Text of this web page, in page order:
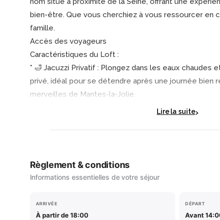
bien-être. Que vous cherchiez à vous ressourcer en
famille.
Accès des voyageurs
Caractéristiques du Loft :
* 🛁 Jacuzzi Privatif : Plongez dans les eaux chaudes
privé, idéal pour se détendre après une journée bien
merveilles de Mantes-la-Jolie.
* 🧖‍♂️ Sauna Privatif : Profitez des bienfaits du sauna,
les toxines, apaiser les tensions musculaires et
soigneusement aménagé, avec un design moderne
gamme pour votre confort.
* 🚶‍♂️ Proche de la Seine pour des Balades : Notre loft
proximité de la Seine, vous permettant de profiter de
Lire la suite
Règlement & conditions
Informations essentielles de votre séjour
ARRIVÉE
À partir de 18:00
DÉPART
Avant